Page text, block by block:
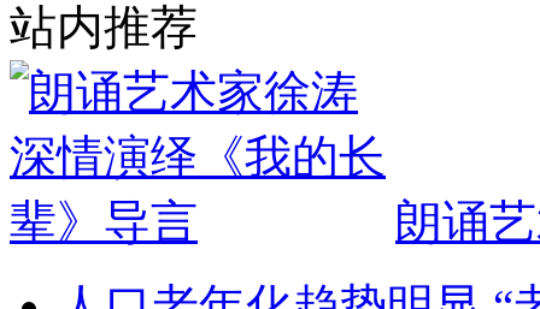
站内推荐
朗诵